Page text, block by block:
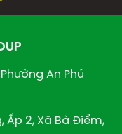
An Phú
Ấp 2, Xã Bà Điểm,